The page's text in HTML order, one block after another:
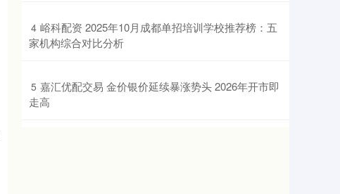
4 ​峪科配资 2025年10月成都单招培训学校推荐榜：五
家机构综合对比分析
5 ​嘉汇优配交易 金价银价延续暴涨势头 2026年开市即
走高